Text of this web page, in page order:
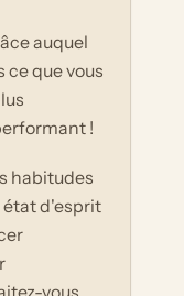
auquel
ce que vous
!
habitudes
état d'esprit
vous